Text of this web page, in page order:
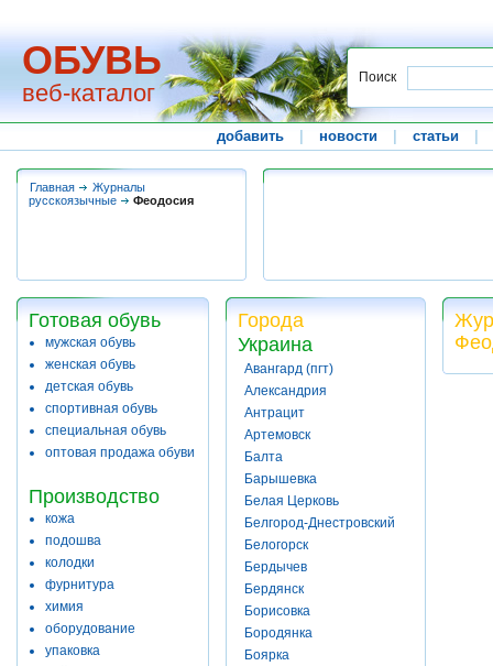
ОБУВЬ
веб-каталог
Поиск
добавить новости статьи
Главная
Журналы
русскоязычные
Феодосия
Готовая обувь
мужская обувь
женская обувь
детская обувь
спортивная обувь
специальная обувь
оптовая продажа обуви
Производство
кожа
подошва
колодки
фурнитура
химия
оборудование
упаковка
Города
Украина
Авангард (пгт)
Александрия
Антрацит
Артемовск
Балта
Барышевка
Белая Церковь
Белгород-Днестровский
Белогорск
Бердычев
Бердянск
Борисовка
Бородянка
Боярка